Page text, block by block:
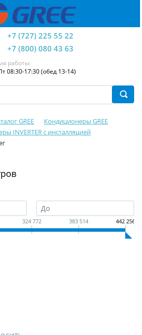
+7 (727) 225 55 22
+7 (800) 080 43 63
работы:
08:30-17:30 (обед 13-14)
GREE
Кондиционеры GREE
INVERTER с инсталляцией
324 772 383 514 442 256